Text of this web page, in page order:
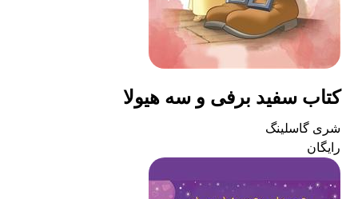
کتاب سفید برفی و سه هیولا
شری گاسلینگ
رایگان